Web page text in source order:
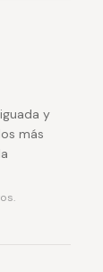
y
más